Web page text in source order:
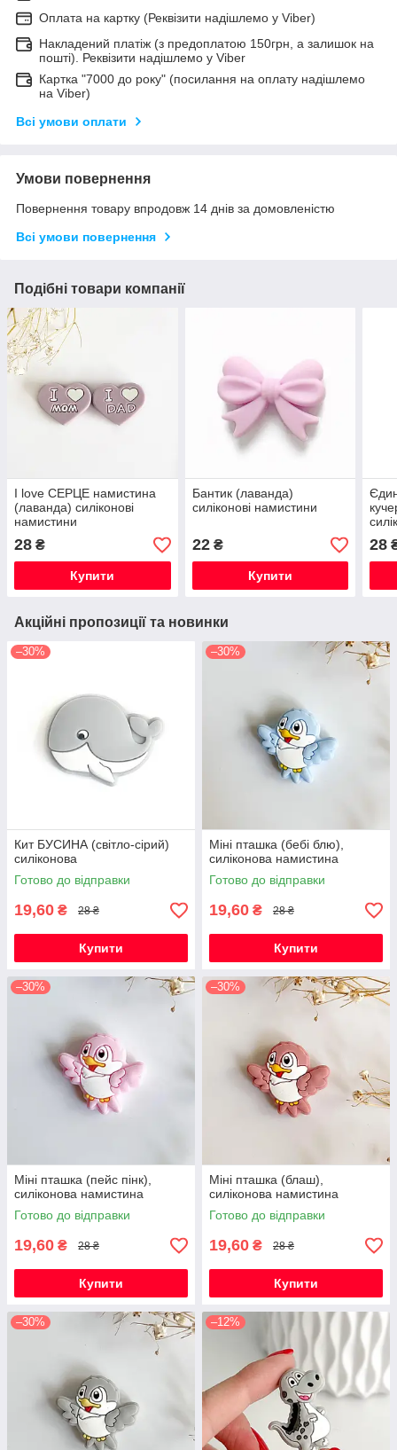
Оплата на картку (Реквізити надішлемо у Viber)
Накладений платіж (з предоплатою 150грн, а залишок на
пошті). Реквізити надішлемо у Viber
Картка "7000 до року" (посилання на оплату надішлемо
на Viber)
Всі умови оплати
Умови повернення
Повернення товару впродовж 14 днів за домовленістю
Всі умови повернення
Подібні товари компанії
I love СЕРЦЕ намистина
(лаванда) силіконові
намистини
28 ₴
Купити
Бантик (лаванда)
силіконові намистини
22₴
Купити
28
Акційні пропозиції та новинки
–30%
Кит БУСИНА (світло-сірий)
силіконова
Готово до відправки
19,60 ₴ 28 ₴
Купити
–30%
Міні пташка (бебі блю),
силіконова намистина
Готово до відправки
19,60 ₴ 28 ₴
Купити
–30%
Міні пташка (пейс пінк),
силіконова намистина
Готово до відправки
19,60 ₴ 28 ₴
Купити
–30%
Міні пташка (блаш),
силіконова намистина
Готово до відправки
19,60 ₴ 28 ₴
Купити
–30% –12%